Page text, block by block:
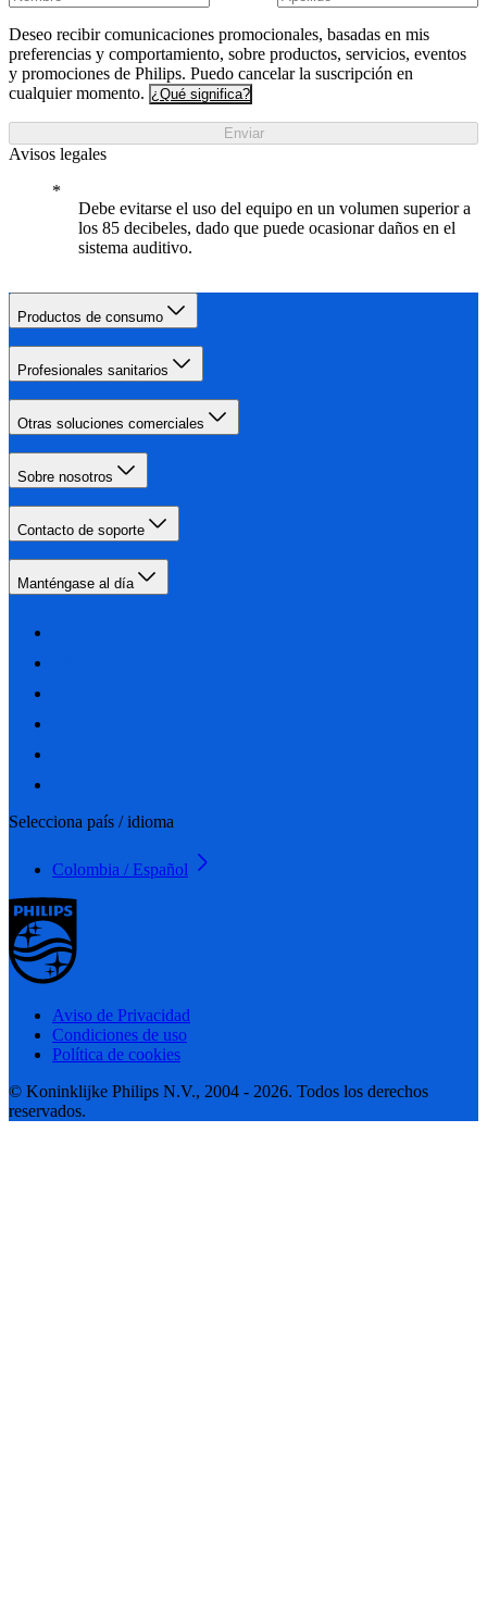
Deseo recibir comunicaciones promocionales, basadas en mis
preferencias y comportamiento, sobre productos, servicios, eventos
y promociones de Philips. Puedo cancelar la suscripción en
cualquier momento. ¿Qué significa?
Enviar
Avisos legales
Debe evitarse el uso del equipo en un volumen superior a
los 85 decibeles, dado que puede ocasionar daños en el
sistema auditivo.
Productos de consumo
Profesionales sanitarios
Otras soluciones comerciales
Sobre nosotros
Contacto de soporte
Manténgase al día
Selecciona país / idioma
Colombia / Español
Aviso de Privacidad
Condiciones de uso
Política de cookies
© Koninklijke Philips N.V., 2004 - 2026. Todos los derechos
reservados.